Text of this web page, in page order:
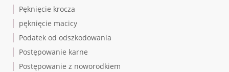
Pęknięcie krocza
pęknięcie macicy
Podatek od odszkodowania
Postępowanie karne
Postępowanie z noworodkiem